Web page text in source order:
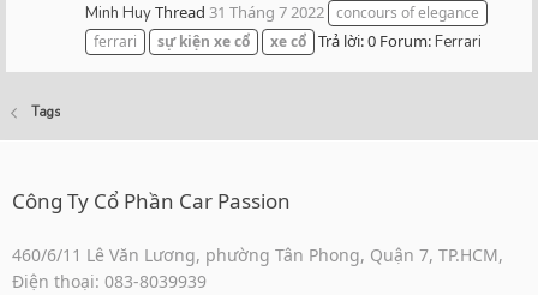
Minh HuyThread 31 Tháng 7 2022 concours of elegance
ferrari
sự kiện xecổ xecổ Trả lời: 0 Forum:Ferrari
Tags
Công Ty Cổ Phần Car Passion
460/6/11 Lê Văn Lương, phường Tân Phong, Quận 7, TP.HCM,
Điện thoại: 083-8039939